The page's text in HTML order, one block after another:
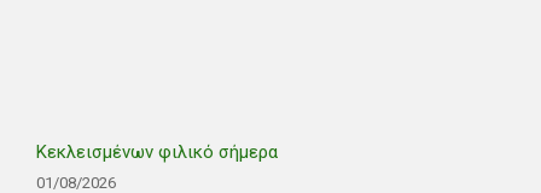
Κεκλεισμένων φιλικό σήμερα
01/08/2026